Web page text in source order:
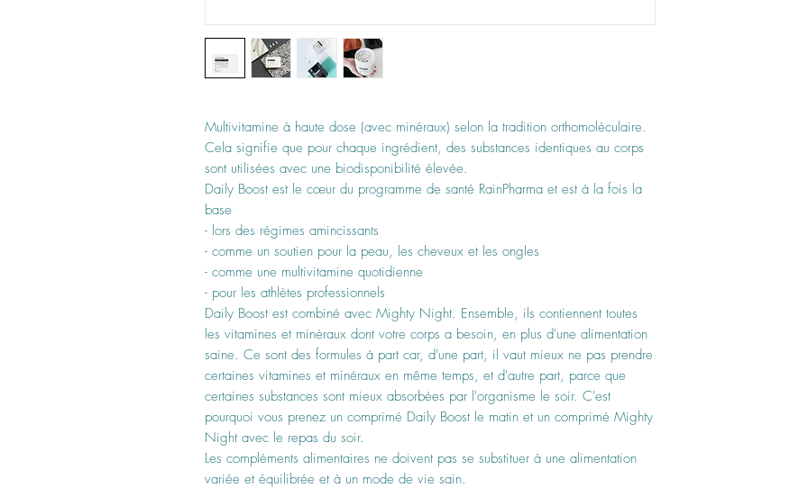
Multivitamine à haute dose (avec minéraux) selon la tradition orthomoléculaire.
Cela signifie que pour chaque ingrédient, des substances identiques au corps
sont utilisées avec une biodisponibilité élevée.
Daily Boost est le cœur du programme de santé RainPharma et est à la fois la
base
- lors des régimes amincissants
- comme un soutien pour la peau, les cheveux et les ongles
- comme une multivitamine quotidienne
- pour les athlètes professionnels
Daily Boost est combiné avec Mighty Night. Ensemble, ils contiennent toutes
les vitamines et minéraux dont votre corps a besoin, en plus d'une alimentation
saine. Ce sont des formules à part car, d'une part, il vaut mieux ne pas prendre
certaines vitamines et minéraux en même temps, et d'autre part, parce que
certaines substances sont mieux absorbées par l'organisme le soir. C'est
pourquoi vous prenez un comprimé Daily Boost le matin et un comprimé Mighty
Night avec le repas du soir.
Les compléments alimentaires ne doivent pas se substituer à une alimentation
variée et équilibrée et à un mode de vie sain.